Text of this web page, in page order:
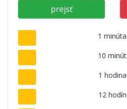
prejsť
1 minúta
10 minút
1 hodina
12 hodín